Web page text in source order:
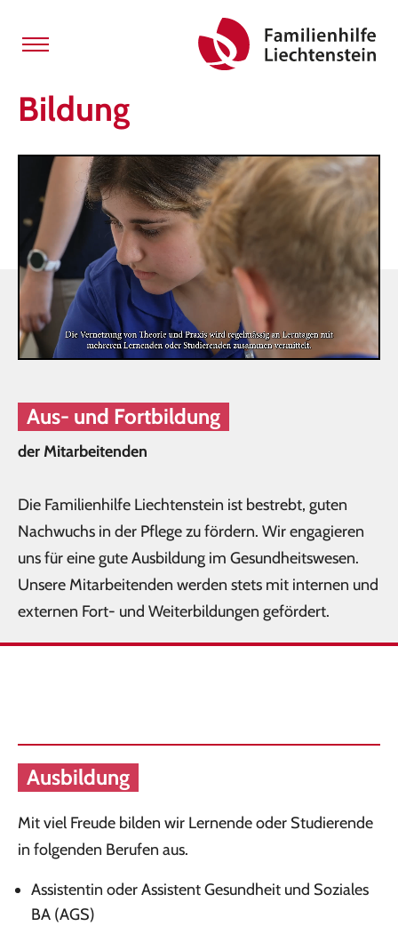
Bildung
Aus- und Fortbildung
der Mitarbeitenden
Die Familienhilfe Liechtenstein ist bestrebt, guten
Nachwuchs in der Pflege zu fördern. Wir engagieren
uns für eine gute Ausbildung im Gesundheitswesen.
Unsere Mitarbeitenden werden stets mit internen und
externen Fort- und Weiterbildungen gefördert.
Ausbildung
Mit viel Freude bilden wir Lernende oder Studierende
in folgenden Berufen aus.
Assistentin oder Assistent Gesundheit und Soziales
BA (AGS)